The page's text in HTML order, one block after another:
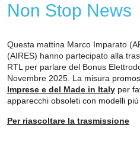
Non Stop News
Questa mattina Marco Imparato
(AIRES) hanno partecipato alla
RTL per parlare del Bonus
Novembre 2025. La misura
Imprese e del Made in Italy per
apparecchi obsoleti con modelli
Per riascoltare la trasmissione